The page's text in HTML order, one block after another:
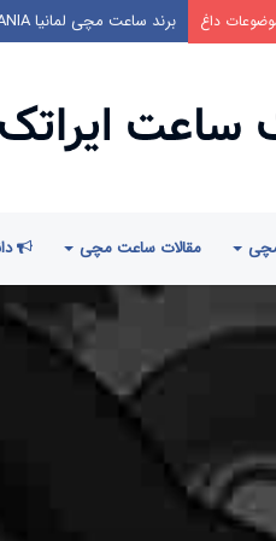
داغ برند ساعت مچی لمانیا LEMANIA
مقالات ساعت مچی